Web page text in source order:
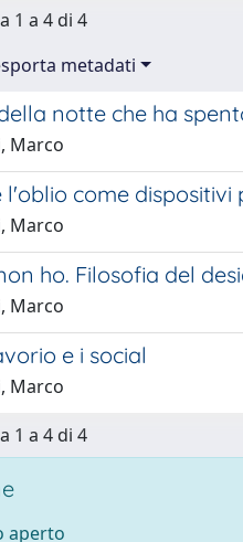
1 a 4 di 4
metadati
notte che ha
Marco
come dispositivi
Marco
ho. Filosofia del
Marco
e i social
Marco
1 a 4 di 4
aperto